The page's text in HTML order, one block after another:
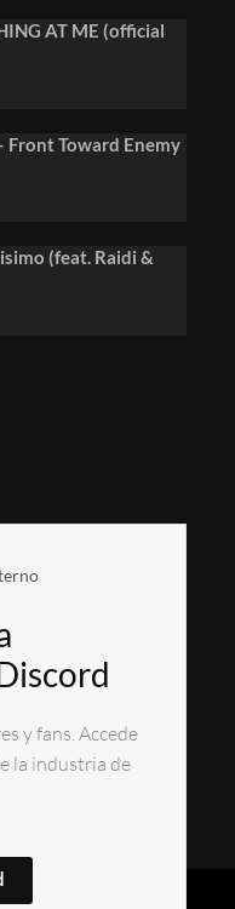
AT ME (official
Front Toward Enemy
(feat. Raidi &
y fans. Accede
la industria de